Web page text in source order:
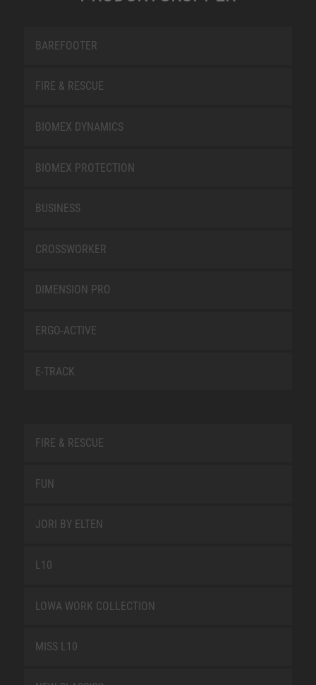
BAREFOOTER
FIRE & RESCUE
BIOMEX DYNAMICS
BIOMEX PROTECTION
BUSINESS
CROSSWORKER
DIMENSION PRO
ERGO-ACTIVE
E-TRACK
FIRE & RESCUE
FUN
JORI BY ELTEN
L10
LOWA WORK COLLECTION
MISS L10